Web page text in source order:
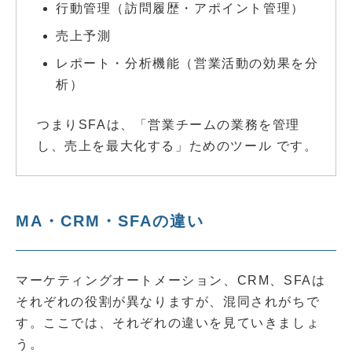
行動管理（訪問履歴・アポイント管理）
売上予測
レポート・分析機能（営業活動の効果を分
析）
つまりSFAは、「営業チームの業務を管理
し、売上を最大化する」ためのツール です。
MA・CRM・SFAの違い
マーケティングオートメーション、CRM、SFAは
それぞれの役割が異なりますが、混同されがちで
す。ここでは、それぞれの違いを見ていきましょ
う。